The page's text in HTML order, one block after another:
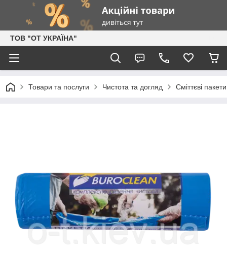
ТОВ "ОТ УКРАЇНА"
Товари та послуги Чистота та догляд Сміттєві пакети